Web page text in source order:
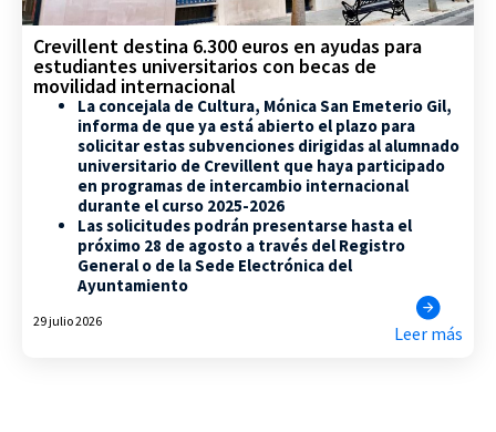
Crevillent destina 6.300 euros en ayudas para
estudiantes universitarios con becas de
movilidad internacional
La concejala de Cultura, Mónica San Emeterio Gil,
informa de que ya está abierto el plazo para
solicitar estas subvenciones dirigidas al alumnado
universitario de Crevillent que haya participado
en programas de intercambio internacional
durante el curso 2025-2026
Las solicitudes podrán presentarse hasta el
próximo 28 de agosto a través del Registro
General o de la Sede Electrónica del
Ayuntamiento
29 julio 2026
Leer más